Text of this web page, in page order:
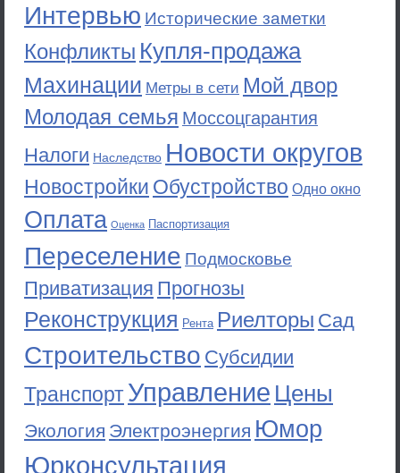
Интервью Исторические заметки
Конфликты Купля-продажа
Махинации Метры в сети Мой двор
Молодая семья Моссоцгарантия
Налоги Наследство Новости округов
Новостройки Обустройство Одно окно
Оплата Оценка Паспортизация
Переселение Подмосковье
Приватизация Прогнозы
Реконструкция Рента Риелторы Сад
Строительство Субсидии
ТранспортУправление Цены
Экология Электроэнергия Юмор
Юрконсультация